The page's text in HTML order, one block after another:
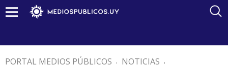
PORTAL MEDIOS PÚBLICOS . NOTICIAS .